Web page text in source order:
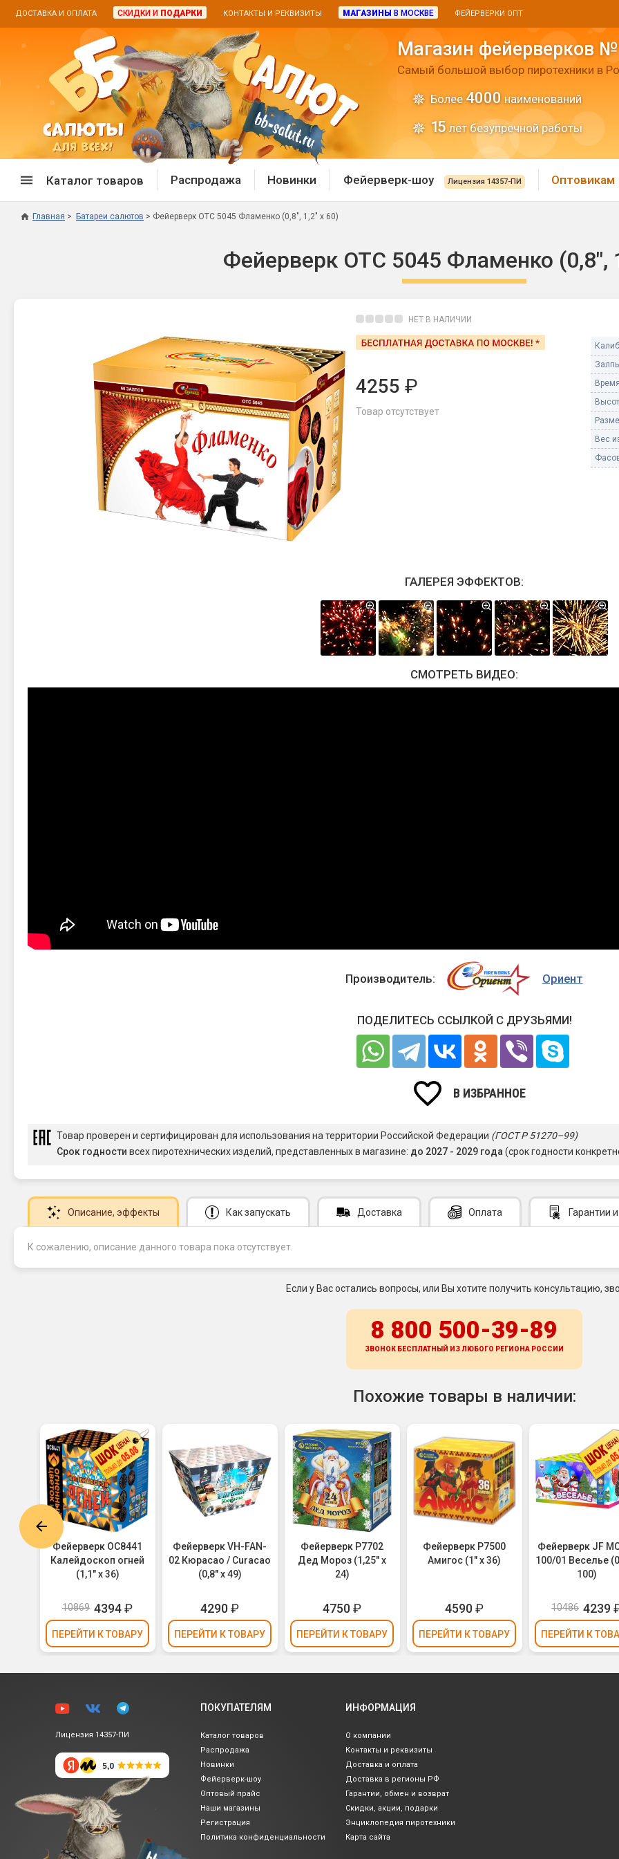
ДОСТАВКА И ОПЛАТА СКИДКИ И ПОДАРКИ КОНТАКТЫ И РЕКВИЗИТЫ МАГАЗИНЫ В МОСКВЕ ФЕЙЕРВЕРКИ ОПТ
Магазин фейерверков
Самый большой выбор пиротехники в
Более 4000 наименований
15 лет безупречной работы
Каталог товаров
Фейерверки на свадьбу
Фейерверк-шоу
Батареи салютов
Цветной дым
Батареи салютов
Маленькие фейерверки
Дневные батареи
Терочные
Фитильные
Лимонки, гранаты
Корсары
Летающие и наземные
Бабочки, пчелы
Жуки
Циркоблицы
Цветной дым и огонь
Стробоскопы
Сигнальная пиротехника
Хлопушки и
Бенгальские огни малые
Бенгальские огни большие
Фонтаны
Фестивальные шары
Распродажа Новинки Фейерверк-шоу Лицензия 14357-ПИ Оптовикам
Главная Батареи салютов Фейерверк ОТC 5045 Фламенко (0,8", 1,2" х 60)
Фейерверк ОТC 5045 Фламенко (0,8",
НЕТ В НАЛИЧИИ
4255 ₽
Товар отсутствует
Вес
ГАЛЕРЕЯ ЭФФЕКТОВ:
СМОТРЕТЬ ВИДЕО:
Производитель: Ориент
ПОДЕЛИТЕСЬ ССЫЛКОЙ С ДРУЗЬЯМИ!
В ИЗБРАННОЕ
Товар проверен и сертифицирован для использования на территории Российской Федерации (ГОСТ Р 51270–99)
Срок годности всех пиротехнических изделий, представленных в магазине: до 2027 - 2029 года (срок годности
Описание, эффекты Как запускать Доставка Оплата Гарантии
К сожалению, описание данного товара пока отсутствует.
Если у Вас остались вопросы, или Вы хотите получить консультацию,
8 800 500-39-89
ЗВОНОК БЕСПЛАТНЫЙ ИЗ ЛЮБОГО РЕГИОНА РОССИИ
Похожие товары в наличии:
Фейерверк ОС8441
Калейдоскоп огней
(1,1" х 36)
10869 4394₽
ПЕРЕЙТИ К ТОВАРУ
Фейерверк VH-FAN-
02 Кюрасао / Curacao
(0,8" х 49)
4290₽
ПЕРЕЙТИ К ТОВАРУ
Фейерверк Р7702
Дед Мороз (1,25" х
24)
4750₽
ПЕРЕЙТИ К ТОВАРУ
Фейерверк Р7500
Амигос (1" х 36)
4590₽
ПЕРЕЙТИ К ТОВАРУ
Фейерверк JF
100/01 Веселье
100)
10486 4239
ПЕРЕЙТИ К
Лицензия 14357-ПИ
ПОКУПАТЕЛЯМ
Каталог товаров
Распродажа
Новинки
Фейерверк-шоу
Оптовый прайс
Наши магазины
Регистрация
Политика конфиденциальности
ИНФОРМАЦИЯ
О компании
Контакты и реквизиты
Доставка и оплата
Доставка в регионы РФ
Гарантии, обмен и возврат
Скидки, акции, подарки
Энциклопедия пиротехники
Карта сайта